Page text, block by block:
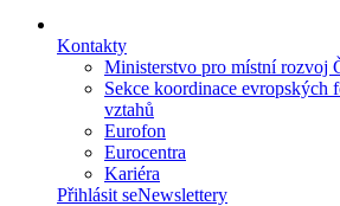
Kontakty
Ministerstvo pro místní rozvoj
Sekce koordinace evropských
vztahů
Eurofon
Eurocentra
Kariéra
Přihlásit seNewslettery